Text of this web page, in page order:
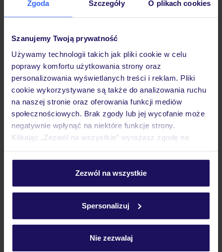
Zgoda Szczegóły O plikach cookies
Szanujemy Twoją prywatność
Używamy technologii takich jak pliki cookie w celu
poprawy komfortu użytkowania strony oraz
personalizowania wyświetlanych treści i reklam. Pliki
cookie wykorzystywane są także do analizowania ruchu
na naszej stronie oraz oferowania funkcji mediów
społecznościowych. Brak zgody lub jej wycofanie może
negatywnie wpłynąć na niektóre funkcje strony.
Klikając „Zezwól na wszystkie” wyrażasz zgodę na
personalizować swój wybór wchodząc w zakładkę
Szczegółowe informacje o plikach cookie znajdziesz
Zezwól na wszystkie
Spersonalizuj
Nie zezwalaj
wariantów ochrony »
Dlaczego warto wybrać TUI?
Lider niskich cen
Największe biuro
podróży w Polsce
30 lat w
Hotel
Pokoje